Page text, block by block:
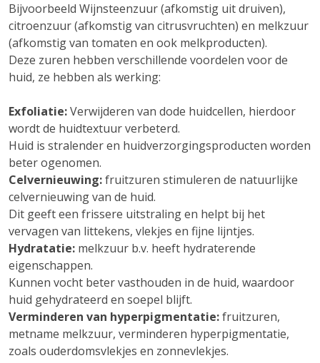
Bijvoorbeeld Wijnsteenzuur (afkomstig uit druiven),
citroenzuur (afkomstig van citrusvruchten) en melkzuur
(afkomstig van tomaten en ook melkproducten).
Deze zuren hebben verschillende voordelen voor de
huid, ze hebben als werking:
Exfoliatie:Verwijderen van dode huidcellen, hierdoor
wordt de huidtextuur verbeterd.
Huid is stralender en huidverzorgingsproducten worden
beter ogenomen.
Celvernieuwing:fruitzuren stimuleren de natuurlijke
celvernieuwing van de huid.
Dit geeft een frissere uitstraling en helpt bij het
vervagen van littekens, vlekjes en fijne lijntjes.
Hydratatie: melkzuur b.v. heeft hydraterende
eigenschappen.
Kunnen vocht beter vasthouden in de huid, waardoor
huid gehydrateerd en soepel blijft.
Verminderen van hyperpigmentatie:fruitzuren,
metname melkzuur, verminderen hyperpigmentatie,
zoals ouderdomsvlekjes en zonnevlekjes.